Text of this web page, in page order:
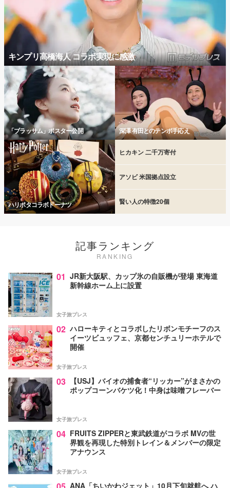
キンプリ高橋海人 コラボ実現に感激
「ブラッサム」ポスター公開 深澤 有田とのテンポ手応え
ハリポタコラボドーナツ
ヒカキン 二千万寄付
アソビ 米国拠点設立
賢い人の特徴20個
記事ランキング
RANKING
01 JR新大阪駅、カップ氷の自販機が登場 東海道
新幹線ホーム上に設置
女子旅プレス
02 ハローキティとコラボしたリボンモチーフのス
イーツビュッフェ、京都センチュリーホテルで
開催
女子旅プレス
03
【USJ】バイオの捕食者“リッカー”がまさかの
ポップコーンバケツ化！中身は味噌フレーバー
女子旅プレス
04 FRUITS ZIPPERと東武鉄道がコラボ MVの世
界観を再現した特別トレイン＆メンバーの限定
アナウンス
女子旅プレス
ANA「ちいかわジェット」10月下旬就航へ ハ